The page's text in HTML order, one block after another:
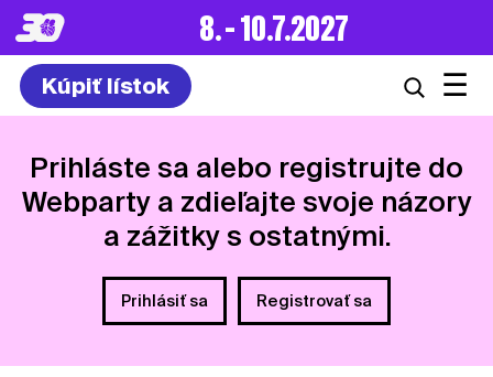
8. – 10.7.2027
Kúpiť lístok ☰
Prihláste sa alebo registrujte do
Webparty a zdieľajte svoje názory
a zážitky s ostatnými.
Prihlásiť sa Registrovať sa